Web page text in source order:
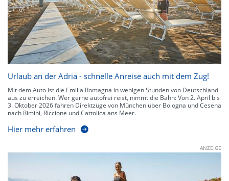
Urlaub an der Adria - schnelle Anreise auch mit dem Zug!
Mit dem Auto ist die Emilia Romagna in wenigen Stunden von Deutschland
aus zu erreichen. Wer gerne autofrei reist, nimmt die Bahn: Von 2. April bis
3. Oktober 2026 fahren Direktzüge von München über Bologna und Cesena
nach Rimini, Riccione und Cattolica ans Meer.
Hier mehr erfahren
ANZEIGE